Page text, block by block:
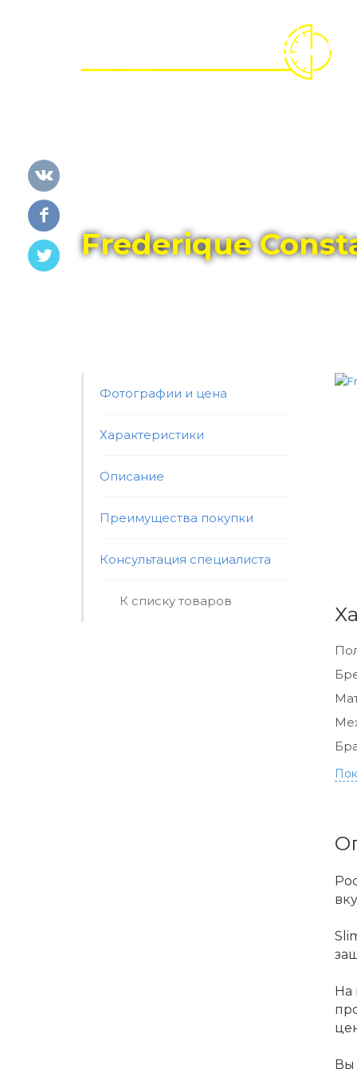
Frederique
Фотографии и цена
Характеристики
Описание
Преимущества покупки
Консультация специалиста
К списку товаров
На
Вы